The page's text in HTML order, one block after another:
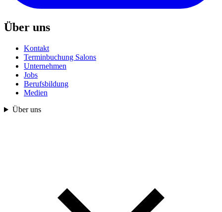
Über uns
Kontakt
Terminbuchung Salons
Unternehmen
Jobs
Berufsbildung
Medien
Über uns